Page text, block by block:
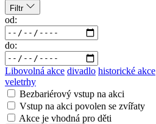
Filtr
od:
do:
Libovolná akce divadlo historické akce
veletrhy
Bezbariérový vstup na akci
Vstup na akci povolen se zvířaty
Akce je vhodná pro děti